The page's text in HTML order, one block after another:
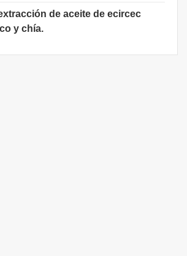
de aceite de ecircec
y chía.